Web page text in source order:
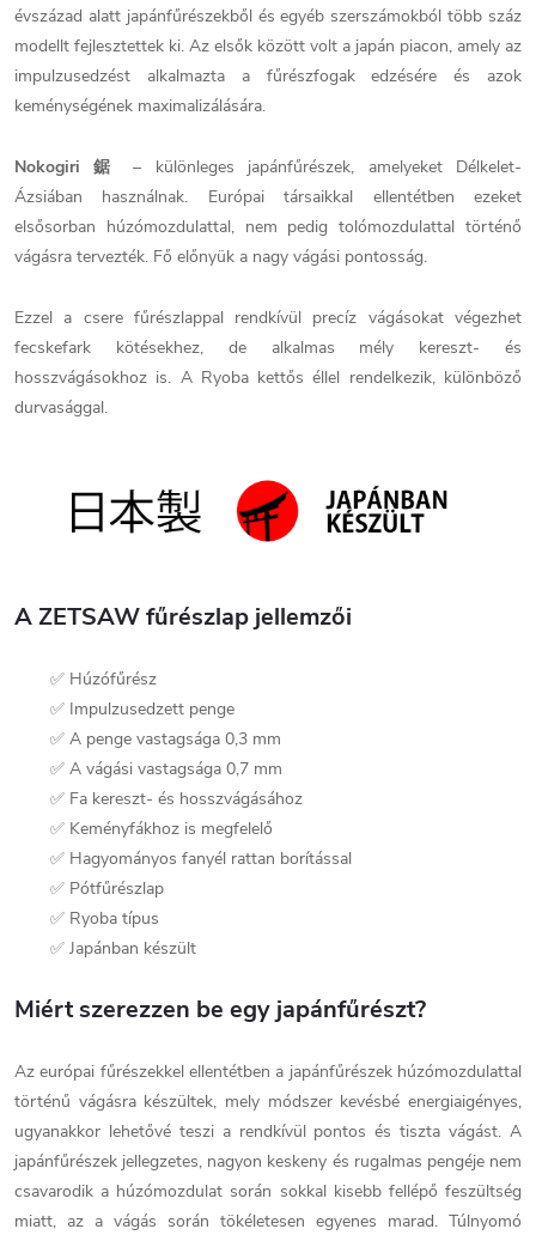
évszázad alatt japánfűrészekből és egyéb szerszámokból több száz
modellt fejlesztettek ki. Az elsők között volt a japán piacon, amely az
impulzusedzést alkalmazta a fűrészfogak edzésére és azok
keménységének maximalizálására.
Nokogiri 鋸
– különleges japánfűrészek, amelyeket Délkelet-
Ázsiában használnak. Európai társaikkal ellentétben ezeket
elsősorban húzómozdulattal, nem pedig tolómozdulattal történő
vágásra tervezték. Fő előnyük a nagy vágási pontosság.
Ezzel a csere fűrészlappal rendkívül precíz vágásokat végezhet
fecskefark kötésekhez, de alkalmas mély kereszt- és
hosszvágásokhoz is. A Ryoba kettős éllel rendelkezik, különböző
durvasággal.
A ZETSAW fűrészlap jellemzői
✅ Húzófűrész
✅ Impulzusedzett penge
✅ A penge vastagsága 0,3 mm
✅ A vágási vastagsága 0,7 mm
✅ Fa kereszt- és hosszvágásához
✅ Keményfákhoz is megfelelő
✅ Hagyományos fanyél rattan borítással
✅ Pótfűrészlap
✅ Ryoba típus
✅ Japánban készült
Miért szerezzen be egy japánfűrészt?
Az európai fűrészekkel ellentétben a japánfűrészek húzómozdulattal
történű vágásra készültek, mely módszer kevésbé energiaigényes,
ugyanakkor lehetővé teszi a rendkívül pontos és tiszta vágást. A
japánfűrészek jellegzetes, nagyon keskeny és rugalmas pengéje nem
csavarodik a húzómozdulat során sokkal kisebb fellépő feszültség
miatt, az a vágás során tökéletesen egyenes marad. Túlnyomó